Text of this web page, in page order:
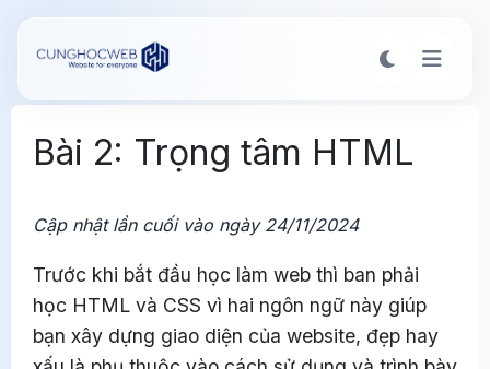
Bài 2: Trọng tâm HTML
Cập nhật lần cuối vào ngày 24/11/2024
Trước khi bắt đầu học làm web thì ban phải
học HTML và CSS vì hai ngôn ngữ này giúp
bạn xây dựng giao diện của website, đẹp hay